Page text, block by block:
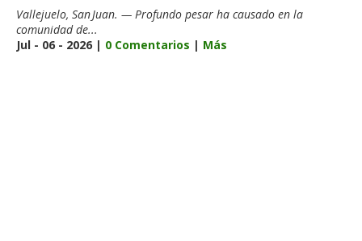
Vallejuelo, San Juan. — Profundo pesar ha causado en la
comunidad de...
Jul - 06 - 2026 | 0 Comentarios | Más